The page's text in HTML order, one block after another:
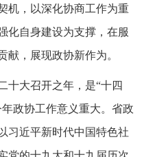
机，以深化协商工作为重
化自身建设为支撑，在服
献，展现政协新作为。
十大召开之年，是“十四
政协工作意义重大。省政
习近平新时代中国特色社